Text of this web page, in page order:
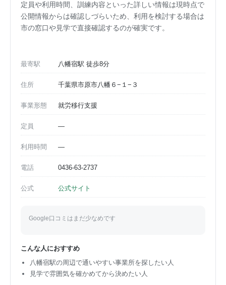
定員や利用時間、訓練内容といった詳しい情報は現時点で
公開情報からは確認しづらいため、利用を検討する場合は
市の窓口や見学で直接確認するのが確実です。
最寄駅 八幡宿駅 徒歩8分
住所 千葉県市原市八幡６−１−３
事業形態 就労移行支援
定員 —
利用時間 —
電話 0436-63-2737
公式 公式サイト
Google口コミはまだ少なめです
こんな人におすすめ
八幡宿駅の周辺で通いやすい事業所を探したい人
見学で雰囲気を確かめてから決めたい人